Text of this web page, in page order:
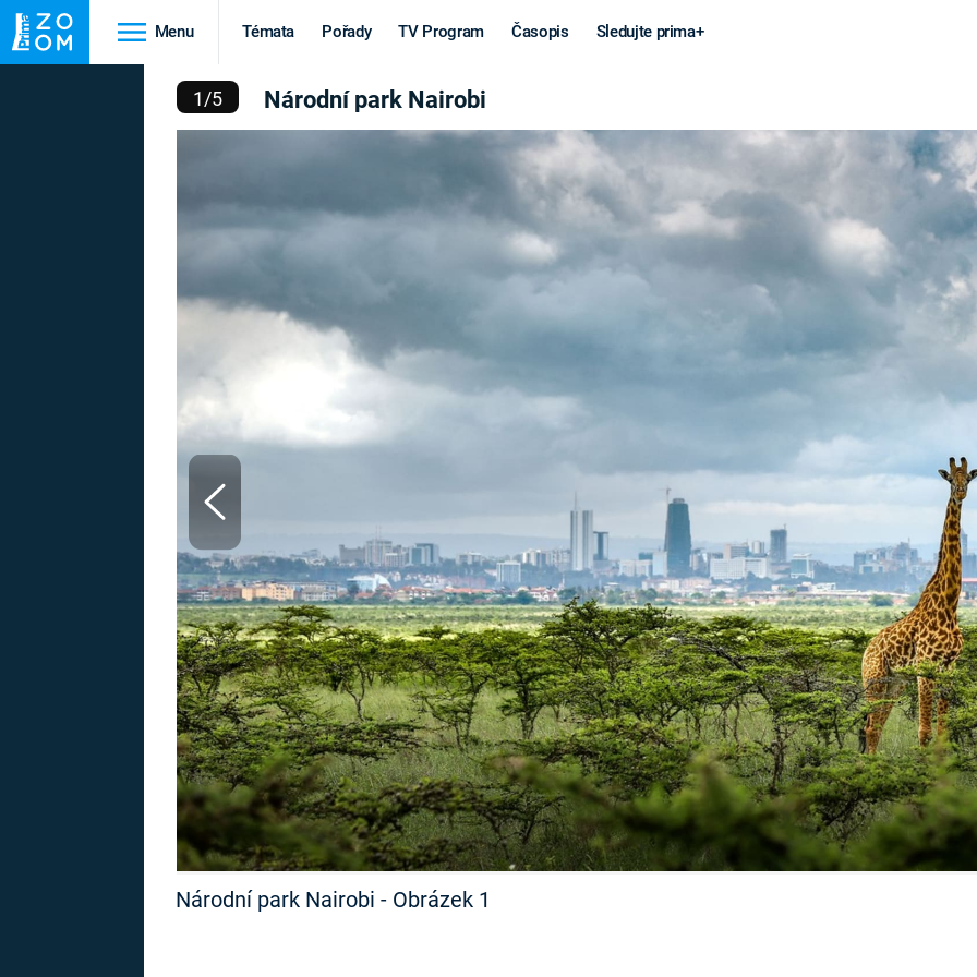
Menu Témata Pořady TV Program Časopis Sledujte prima+
HEDVÁBNÁ STEZKA
Historie
Věda a
technika
KORONAVIRUS
Války
STUDENÁ
VÁLKA VE
VÁLEČNÉ
PRVNÍ SVĚTOVÁ
Výročí
NAPOLEON
BONAPARTE
BRITSKÁ
KRÁLOVSKÁ
RODINA
konspirace
UFO A
MIMOZEMŠŤANÉ
UTAJENÉ PŘÍBĚHY
ČESKÝCH DĚJIN
ALTERNATIVNÍ
HISTORIE
FILMY
REALITA
HORORY
REALITA
OPTICKÉ
KLAMY
PARK NAIROBI
1/5 Národní park Nairobi
Národní park Nairobi - Obrázek 1